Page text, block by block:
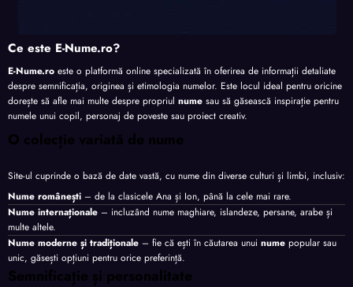
Ce este E-Nume.ro?
E-Nume.ro este o platformă online specializată în oferirea de informații detaliate
despre semnificația, originea și etimologia numelor. Este locul ideal pentru oricine
dorește să afle mai multe despre propriul nume sau să găsească inspirație pentru
numele unui copil, personaj de poveste sau proiect creativ.
O colecție variată de nume
Site-ul cuprinde o bază de date vastă, cu nume din diverse culturi și limbi, inclusiv:
Nume românești – de la clasicele Ana și Ion, până la cele mai rare.
Nume internaționale – incluzând nume maghiare, islandeze, persane, arabe și
multe altele.
Nume moderne și tradiționale – fie că ești în căutarea unui nume popular sau
unic, găsești opțiuni pentru orice preferință.
Semnificație și personalitate